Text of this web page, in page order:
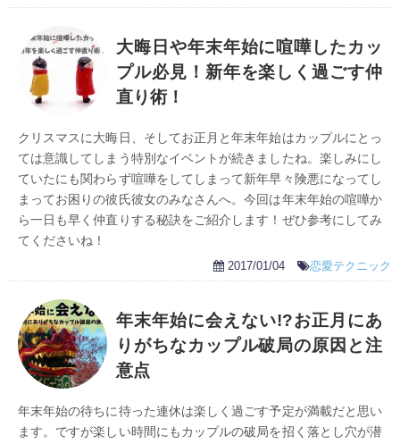
大晦日や年末年始に喧嘩したカッ
プル必見！新年を楽しく過ごす仲
直り術！
クリスマスに大晦日、そしてお正月と年末年始はカップルにとっ
ては意識してしまう特別なイベントが続きましたね。楽しみにし
ていたにも関わらず喧嘩をしてしまって新年早々険悪になってし
まってお困りの彼氏彼女のみなさんへ。今回は年末年始の喧嘩か
ら一日も早く仲直りする秘訣をご紹介します！ぜひ参考にしてみ
てくださいね！
2017/01/04 恋愛テクニック
年末年始に会えない!?お正月にあ
りがちなカップル破局の原因と注
意点
年末年始の待ちに待った連休は楽しく過ごす予定が満載だと思い
ます。ですが楽しい時間にもカップルの破局を招く落とし穴が潜